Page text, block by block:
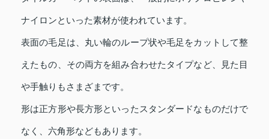
ナイロンといった素材が使われています。
表面の毛足は、丸い輪のループ状や毛足をカットして整
えたもの、その両方を組み合わせたタイプなど、見た目
や手触りもさまざまです。
形は正方形や長方形といったスタンダードなものだけで
なく、六角形などもあります。